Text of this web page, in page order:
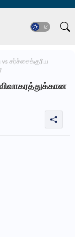
சர்ச்சைக்குரிய